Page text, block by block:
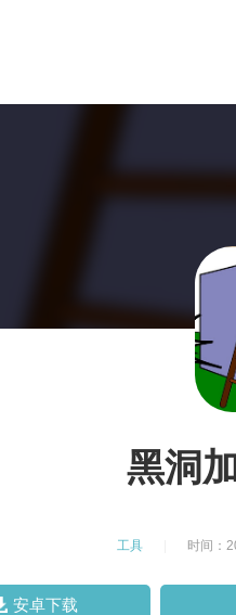
黑洞
工具 时间：
安卓下载